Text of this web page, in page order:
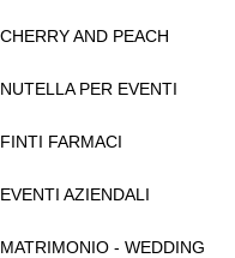
CHERRY AND PEACH
NUTELLA PER EVENTI
FINTI FARMACI
EVENTI AZIENDALI
MATRIMONIO - WEDDING